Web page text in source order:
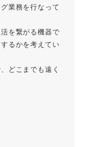
業務を行なって
を繋がる機器で
るかを考えてい
どこまでも遠く